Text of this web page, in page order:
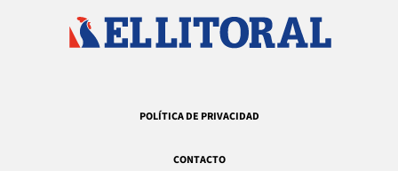
POLÍTICA DE PRIVACIDAD
CONTACTO